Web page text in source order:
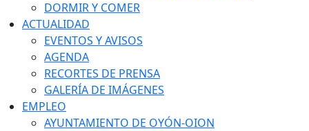
DORMIR Y COMER
ACTUALIDAD
EVENTOS Y AVISOS
AGENDA
RECORTES DE PRENSA
GALERÍA DE IMÁGENES
EMPLEO
AYUNTAMIENTO DE OYÓN-OION